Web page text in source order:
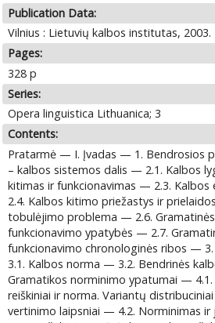
Publication Data:
Vilnius : Lietuvių kalbos institutas, 2003.
Pages:
328 p
Series:
Opera linguistica Lithuanica; 3
Contents:
Pratarmė — I. Įvadas — 1. Bendrosios
– kalbos sistemos dalis — 2.1. Kalbos
kitimas ir funkcionavimas — 2.3.
2.4. Kalbos kitimo priežastys ir
tobulėjimo problema — 2.6.
funkcionavimo ypatybės — 2.7.
funkcionavimo chronologinės ribos —
3.1. Kalbos norma — 3.2. Bendrinės
Gramatikos norminimo ypatumai —
reiškiniai ir norma. Variantų
vertinimo laipsniai — 4.2. Norminimas